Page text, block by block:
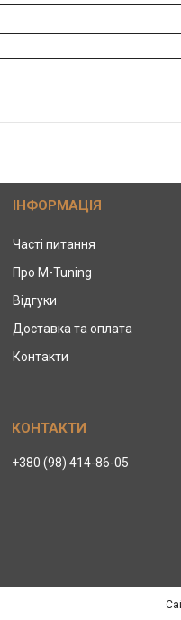
ІНФОРМАЦІЯ
Часті питання
Про M-Tuning
Відгуки
Доставка та оплата
Контакти
+380 (98) 414-86-05